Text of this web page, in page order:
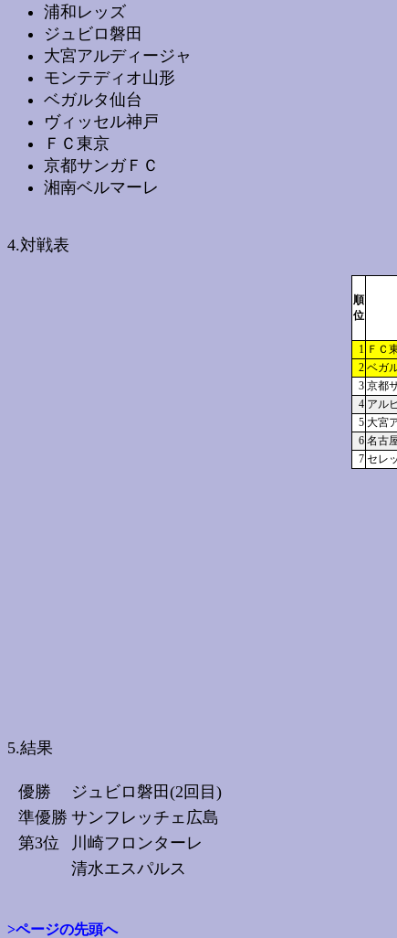
浦和レッズ
ジュビロ磐田
大宮アルディージャ
モンテディオ山形
ベガルタ仙台
ヴィッセル神戸
ＦＣ東京
京都サンガＦＣ
湘南ベルマーレ
4.対戦表
順
位
1 ＦＣ
2 ベガ
3 京都
4 アル
5 大宮
6 名古
7 セレ
5.結果
優勝
ジュビロ磐田(2回目)
準優勝 サンフレッチェ広島
第3位
川崎フロンターレ
清水エスパルス
>ページの先頭へ